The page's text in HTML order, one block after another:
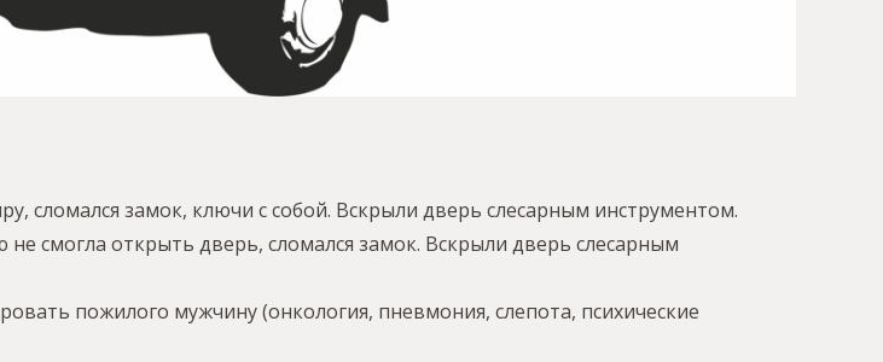
сломался замок, ключи с собой. Вскрыли дверь слесарным инструментом.
смогла открыть дверь, сломался замок. Вскрыли дверь слесарным
пожилого мужчину (онкология, пневмония, слепота, психические